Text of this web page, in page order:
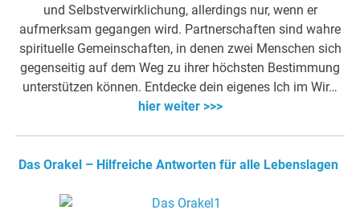
und Selbstverwirklichung, allerdings nur, wenn er
aufmerksam gegangen wird. Partnerschaften sind wahre
spirituelle Gemeinschaften, in denen zwei Menschen sich
gegenseitig auf dem Weg zu ihrer höchsten Bestimmung
unterstützen können. Entdecke dein eigenes Ich im Wir…
hier weiter >>>
Das Orakel – Hilfreiche Antworten für alle Lebenslagen